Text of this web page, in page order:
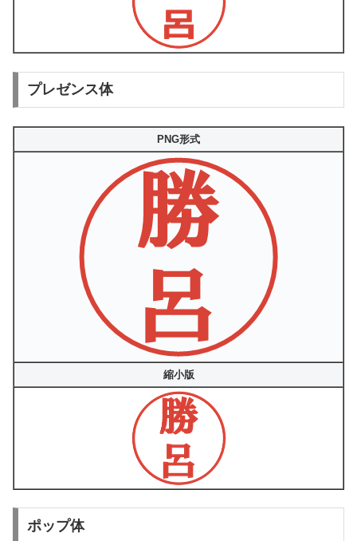
プレゼンス体
PNG形式
縮小版
ポップ体